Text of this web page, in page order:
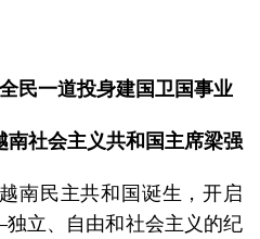
民一道投身建国卫国事业
南社会主义共和国主席梁强
南民主共和国诞生，开启
立、自由和社会主义的纪